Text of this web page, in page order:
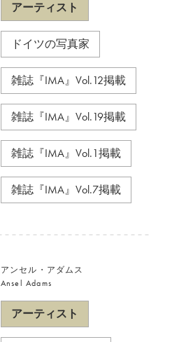
アーティスト
ドイツの写真家
雑誌『IMA』Vol.12掲載
雑誌『IMA』Vol.19掲載
雑誌『IMA』Vol.1掲載
雑誌『IMA』Vol.7掲載
アンセル・アダムス
Ansel Adams
アーティスト